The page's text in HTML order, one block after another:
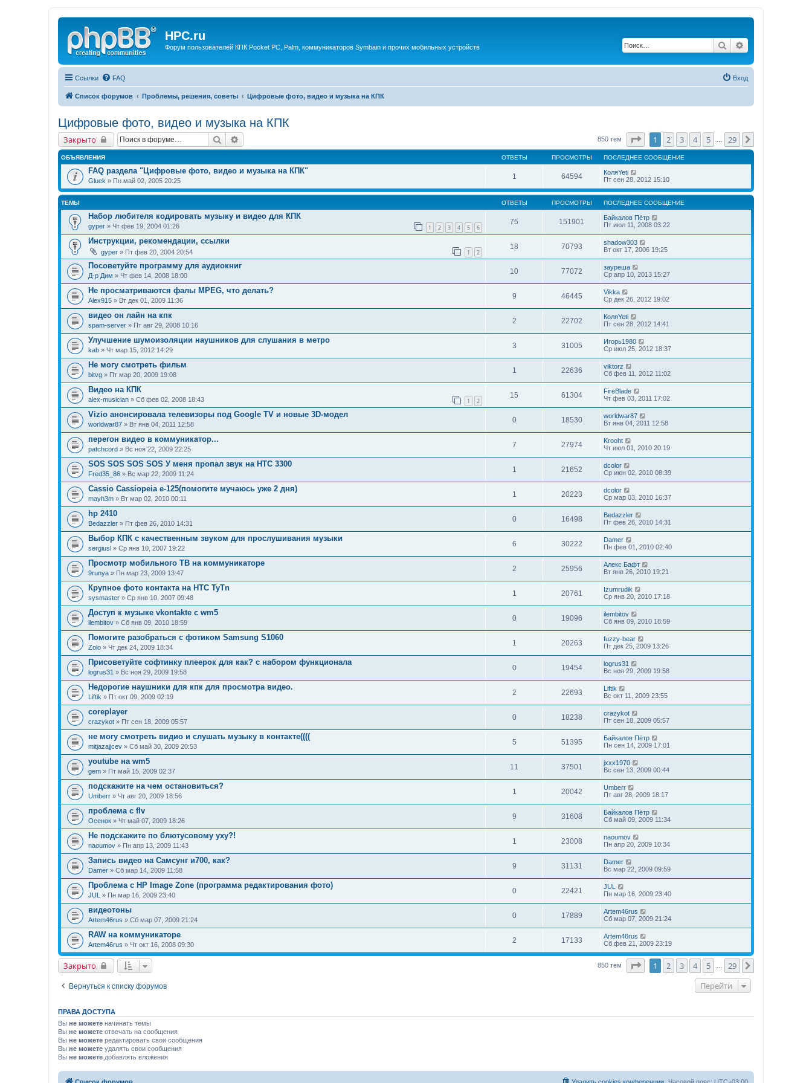
HPC.ru
Форум пользователей КПК Pocket PC, Palm, коммуникаторов Symbain и прочих мобильных устройств Поиск
Ссылки FAQ Вход
Список форумов Проблемы, решения, советы Цифровые фото, видео и музыка на КПК
Цифровые фото, видео и музыка на КПК
Закрыто Поиск 850 тем Страница 1 из29
1 2 3 4 5 29
ОБЪЯВЛЕНИЯ ОТВЕТЫ ПРОСМОТРЫ ПОСЛЕДНЕЕ СООБЩЕНИЕ
FAQ раздела "Цифровые фото, видео и музыка на КПК"
Gluek » Пн май 02, 2005 20:25
1 64594
КоляYeti
Пт сен 28, 2012 15:10
ТЕМЫ ОТВЕТЫ ПРОСМОТРЫ ПОСЛЕДНЕЕ СООБЩЕНИЕ
Набор любителя кодировать музыку и видео для КПК
gyper » Чт фев 19, 2004 01:26 1 2 3 4 5 6
75 151901
Байкалов Пётр
Пт июл 11, 2008 03:22
Инструкции, рекомендации, ссылки
gyper » Пт фев 20, 2004 20:54 1 2
18 70793
shadow303
Вт окт 17, 2006 19:25
Посоветуйте программу для аудиокниг
Д-р Дим » Чт фев 14, 2008 18:00
10 77072
зауреша
Ср апр 10, 2013 15:27
Не просматриваются фалы MPEG, что делать?
Alex915 » Вт дек 01, 2009 11:36
9 46445
Vikka
Ср дек 26, 2012 19:02
видео он лайн на кпк
spam-server » Пт авг 29, 2008 10:16
2 22702
КоляYeti
Пт сен 28, 2012 14:41
Улучшение шумоизоляции наушников для слушания в метро
kab » Чт мар 15, 2012 14:29
3 31005
Игорь1980
Ср июл 25, 2012 18:37
Не могу смотреть фильм
bitvg » Пт мар 20, 2009 19:08
1 22636
viktorz
Сб фев 11, 2012 11:02
Видео на КПК
alex-musician » Сб фев 02, 2008 18:43 1 2
15 61304
FireBlade
Чт фев 03, 2011 17:02
Vizio анонсировала телевизоры под Google TV и новые 3D-модел
worldwar87 » Вт янв 04, 2011 12:58
0 18530
worldwar87
Вт янв 04, 2011 12:58
перегон видео в коммуникатор...
patchcord » Вс ноя 22, 2009 22:25
7 27974
Krooht
Чт июл 01, 2010 20:19
SOS SOS SOS SOS У меня пропал звук на HTC 3300
Fred35_86 » Вс мар 22, 2009 11:24
1 21652
dcolor
Ср июн 02, 2010 08:39
Cassio Cassiopeia e-125(помогите мучаюсь уже 2 дня)
mayh3m » Вт мар 02, 2010 00:11
1 20223
dcolor
Ср мар 03, 2010 16:37
hp 2410
Bedazzler » Пт фев 26, 2010 14:31
0 16498
Bedazzler
Пт фев 26, 2010 14:31
Выбор КПК с качественным звуком для прослушивания музыки
sergiusl » Ср янв 10, 2007 19:22
6 30222
Damer
Пн фев 01, 2010 02:40
Просмотр мобильного ТВ на коммуникаторе
9runya » Пн мар 23, 2009 13:47
2 25956
Алекс Бафт
Вт янв 26, 2010 19:21
Крупное фото контакта на HTC TyTn
sysmaster » Ср янв 10, 2007 09:48
1 20761
Izumrudik
Ср янв 20, 2010 17:18
Доступ к музыке vkontakte с wm5
ilembitov » Сб янв 09, 2010 18:59
0 19096
ilembitov
Сб янв 09, 2010 18:59
Помогите разобраться с фотиком Samsung S1060
Zolo » Чт дек 24, 2009 18:34
1 20263
fuzzy-bear
Пт дек 25, 2009 13:26
Присоветуйте софтинку плеерок для как? с набором функционала
logrus31 » Вс ноя 29, 2009 19:58
0 19454
logrus31
Вс ноя 29, 2009 19:58
Недорогие наушники для кпк для просмотра видео.
Liftik » Пт окт 09, 2009 02:19
2 22693
Liftik
Вс окт 11, 2009 23:55
coreplayer
crazykot » Пт сен 18, 2009 05:57
0 18238
crazykot
Пт сен 18, 2009 05:57
не могу смотреть видио и слушать музыку в контакте((((
mitjazajjcev » Сб май 30, 2009 20:53
5 51395
Байкалов Пётр
Пн сен 14, 2009 17:01
youtube на wm5
gem » Пт май 15, 2009 02:37
11 37501
jxxx1970
Вс сен 13, 2009 00:44
подскажите на чем остановиться?
Umberr » Чт авг 20, 2009 18:56
1 20042
Umberr
Пт авг 28, 2009 18:17
проблема с flv
Осенок » Чт май 07, 2009 18:26
9 31608
Байкалов Пётр
Сб май 09, 2009 11:34
Не подскажите по блютусовому уху?!
naoumov » Пн апр 13, 2009 11:43
1 23008
naoumov
Пн апр 20, 2009 10:34
Запись видео на Самсунг и700, как?
Damer » Сб мар 14, 2009 11:58
9 31131
Damer
Вс мар 22, 2009 09:59
Проблема с HP Image Zone (программа редактирования фото)
JUL » Пн мар 16, 2009 23:40
0 22421
JUL
Пн мар 16, 2009 23:40
видеотоны
Artem46rus » Сб мар 07, 2009 21:24
0 17889
Artem46rus
Сб мар 07, 2009 21:24
RAW на коммуникаторе
Artem46rus » Чт окт 16, 2008 09:30
2 17133
Artem46rus
Сб фев 21, 2009 23:19
Закрыто 850 тем Страница 1 из29
1 2 3 4 5 29
Вернуться к списку форумов Перейти
ПРАВА ДОСТУПА
Вы не можете начинать темы
Вы не можете отвечать на сообщения
Вы не можете редактировать свои сообщения
Вы не можете удалять свои сообщения
Вы не можете добавлять вложения